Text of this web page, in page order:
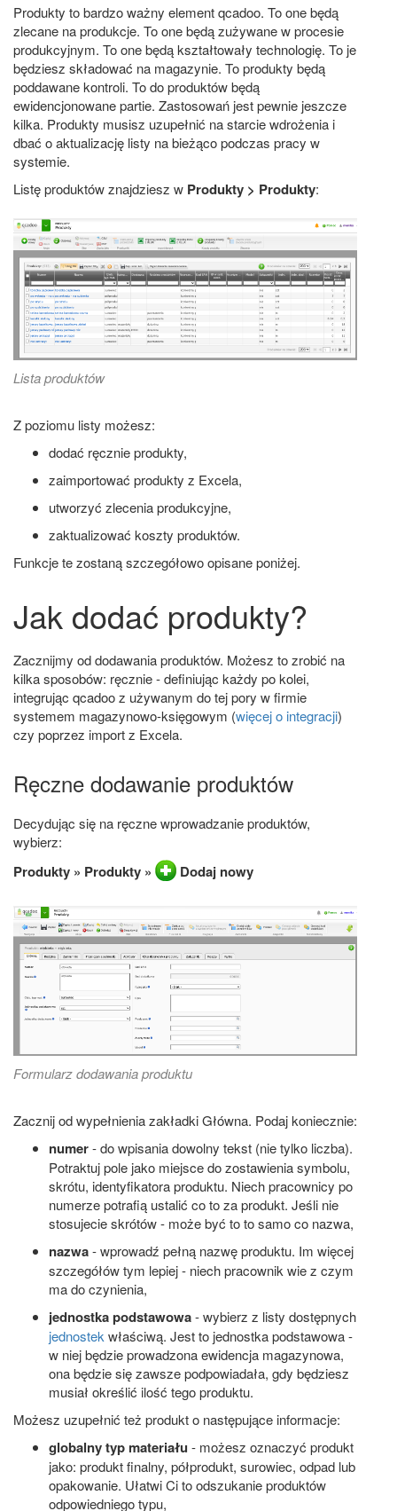
Produkty to bardzo ważny element qcadoo. To one będą
zlecane na produkcje. To one będą zużywane w procesie
produkcyjnym. To one będą kształtowały technologię. To je
będziesz składować na magazynie. To produkty będą
poddawane kontroli. To do produktów będą
ewidencjonowane partie. Zastosowań jest pewnie jeszcze
kilka. Produkty musisz uzupełnić na starcie wdrożenia i
dbać o aktualizację listy na bieżąco podczas pracy w
systemie.
Listę produktów znajdziesz w Produkty > Produkty:
Lista produktów
Z poziomu listy możesz:
dodać ręcznie produkty,
zaimportować produkty z Excela,
utworzyć zlecenia produkcyjne,
zaktualizować koszty produktów.
Funkcje te zostaną szczegółowo opisane poniżej.
Jak dodać produkty?
Zacznijmy od dodawania produktów. Możesz to zrobić na
kilka sposobów: ręcznie - definiując każdy po kolei,
integrując qcadoo z używanym do tej pory w firmie
systemem magazynowo-księgowym (więcej o integracji)
czy poprzez import z Excela.
Ręczne dodawanie produktów
Decydując się na ręczne wprowadzanie produktów,
wybierz:
Produkty » Produkty » Dodaj nowy
Formularz dodawania produktu
Zacznij od wypełnienia zakładki Główna. Podaj koniecznie:
numer- do wpisania dowolny tekst (nie tylko liczba).
Potraktuj pole jako miejsce do zostawienia symbolu,
skrótu, identyfikatora produktu. Niech pracownicy po
numerze potrafią ustalić co to za produkt. Jeśli nie
stosujecie skrótów - może być to to samo co nazwa,
nazwa- wprowadź pełną nazwę produktu. Im więcej
szczegółów tym lepiej - niech pracownik wie z czym
ma do czynienia,
jednostka podstawowa- wybierz z listy dostępnych
jednostekwłaściwą. Jest to jednostka podstawowa -
w niej będzie prowadzona ewidencja magazynowa,
ona będzie się zawsze podpowiadała, gdy będziesz
musiał określić ilość tego produktu.
Możesz uzupełnić też produkt o następujące informacje:
globalny typ materiału - możesz oznaczyć produkt
jako: produkt finalny, półprodukt, surowiec, odpad lub
opakowanie. Ułatwi Ci to odszukanie produktów
odpowiedniego typu,